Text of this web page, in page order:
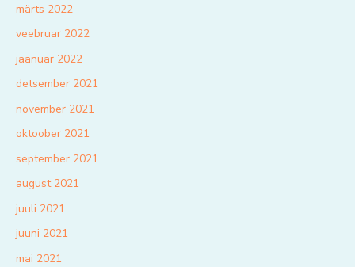
märts 2022
veebruar 2022
jaanuar 2022
detsember 2021
november 2021
oktoober 2021
september 2021
august 2021
juuli 2021
juuni 2021
mai 2021